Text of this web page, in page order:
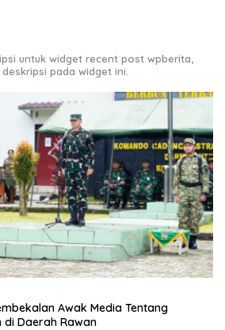
untuk widget recent post wpberita,
pada widget ini.
Awak Media Tentang
Daerah Rawan